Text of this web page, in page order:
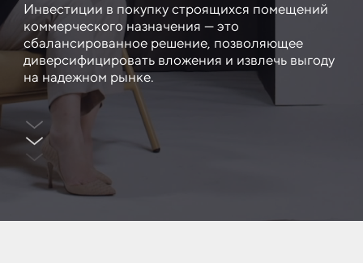
Инвестиции в покупку строящихся помещений
коммерческого назначения — это
сбалансированное решение, позволяющее
диверсифицировать вложения и извлечь выгоду
на надежном рынке.